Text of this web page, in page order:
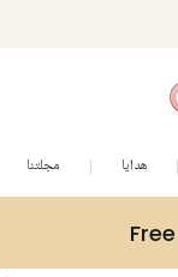
هدايا مجلتنا